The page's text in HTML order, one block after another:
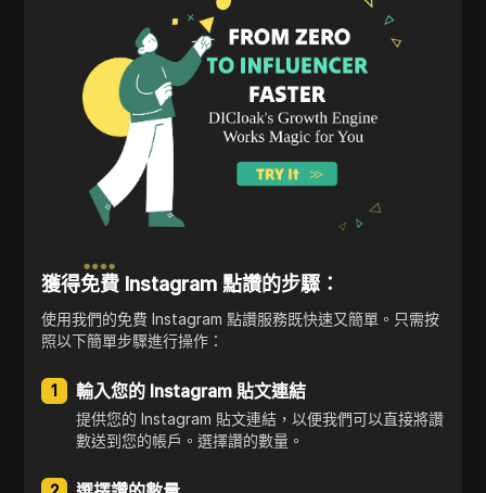
獲得免費 Instagram 點讚的步驟：
使用我們的免費 Instagram 點讚服務既快速又簡單。只需按
照以下簡單步驟進行操作：
1 輸入您的 Instagram 貼文連結
提供您的 Instagram 貼文連結，以便我們可以直接將讚
數送到您的帳戶。選擇讚的數量。